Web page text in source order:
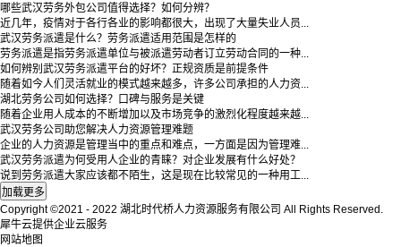
哪些武汉劳务外包公司值得选择？如何分辨？
近几年，疫情对于各行各业的影响都很大，出现了大量失业人员...
武汉劳务派遣是什么？劳务派遣适用范围是怎样的
劳务派遣是指劳务派遣单位与被派遣劳动者订立劳动合同的一种...
如何辨别武汉劳务派遣平台的好坏？正规资质是前提条件
随着如今人们灵活就业的模式越来越多，许多公司承担的人力资...
湖北劳务公司如何选择？口碑与服务是关键
随着企业用人成本的不断增加以及市场竞争的激烈化程度越来越...
武汉劳务公司助您解决人力资源管理难题
企业的人力资源是管理当中的重点和难点，一方面是因为管理难...
武汉劳务派遣为何受用人企业的青睐？对企业发展有什么好处？
说到劳务派遣大家应该都不陌生，这是现在比较常见的一种用工...
Copyright ©2021 - 2022 湖北时代桥人力资源服务有限公司 All Rights Reserved.
犀牛云提供企业云服务
网站地图